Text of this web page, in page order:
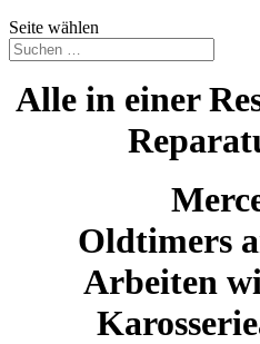
Seite wählen
Alle in einer
Oldtimers
Arbeiten